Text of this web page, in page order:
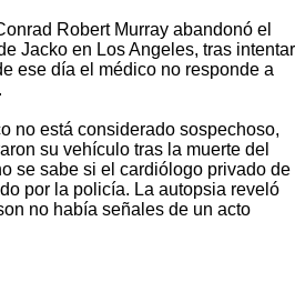
Robert Murray abandonó el
Jacko en Los Angeles, tras intentar
ese día el médico no responde a
no está considerado sospechoso,
su vehículo tras la muerte del
se sabe si el cardiólogo privado de
por la policía. La autopsia reveló
no había señales de un acto